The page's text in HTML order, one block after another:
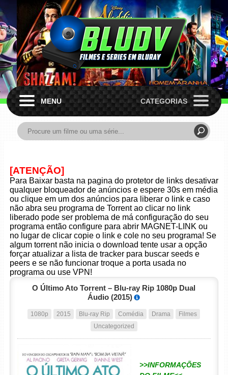
MENU CATEGORIAS
[ATENÇÃO]
Para Baixar basta na pagina do protetor de links desativar
qualquer bloqueador de anúncios e espere 30s em média
ou clique em um dos anúncios para liberar o link e caso
não abra seu programa de Torrent ao clicar no link
liberado pode ser problema de má configuração do seu
programa então configure para abrir MAGNET-LINK ou
no lugar de clicar copie o link e cole no seu programa! Se
algum torrent não inicia o download tente usar a opção
forçar atualizar a lista de tracker para buscar seeds e
peers e se não funcionar troque a porta usada no
programa ou use VPN!
O Último Ato Torrent – Blu-ray Rip 1080p Dual
Áudio (2015)
1080p 2015 Blu-ray Rip Comédia Drama
Filmes
Uncategorized
>>INFORMAÇÕES